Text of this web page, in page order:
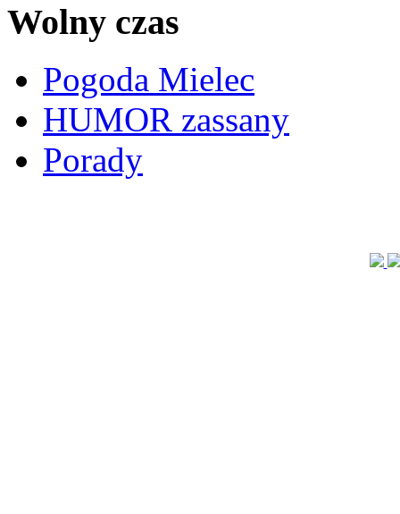
Wolny czas
Pogoda Mielec
HUMOR zassany
Porady